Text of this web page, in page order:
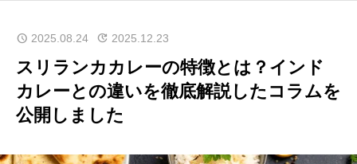
2025.08.24 2025.12.23
スリランカカレーの特徴とは？インド
カレーとの違いを徹底解説したコラムを
公開しました